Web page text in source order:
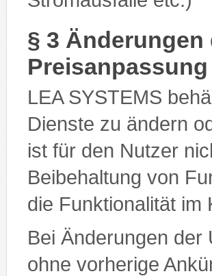
§ 3
Preisanpassung
LEA SYSTEMS
Dienste zu ändern
ist für den Nutzer
Beibehaltung von
die Funktionalität im
Bei Änderungen der
ohne vorherige